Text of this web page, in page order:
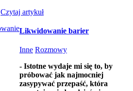
Czytaj artykuł
Likwidowanie barier
Inne Rozmowy
- Istotne wydaje mi się to, by
próbować jak najmocniej
zasypywać przepaść, która